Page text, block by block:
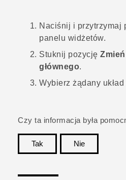
Naciśnij i przytrzymaj
panelu widżetów.
Stuknij pozycję
głównego.
Wybierz żądany
Czy ta informacja była
Tak
Nie